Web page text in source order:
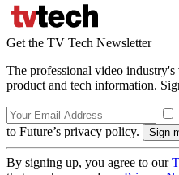
Get the TV Tech Newsletter
The professional video
product and tech information.
to Future’s privacy policy.
By signing up, you agree to our